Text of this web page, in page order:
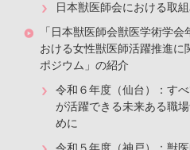
キーワード：非再生性貧
日本獣医師会における取
「日本獣医師会獣医学術学会
おける女性獣医師活躍推進に
ポジウム」の紹介
令和６年度（仙台）：す
が活躍できる未来ある職
めに